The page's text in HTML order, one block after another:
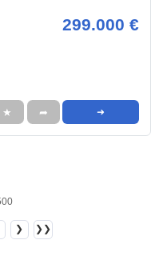
299.000 €
★ ➦ ➜
❯ ❯❯